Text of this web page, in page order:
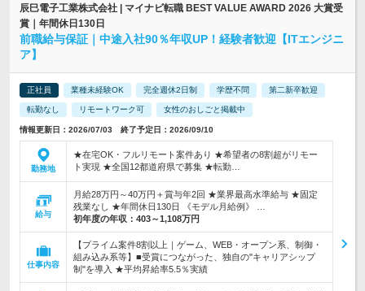
辰巳電子工業株式会社 | マイナビ転職 BEST VALUE AWARD 2026 大賞受
賞｜年間休日130日
前職給与保証｜中途入社90％年収UP！経験者歓迎【ITエンジニ
ア】
正社員 業種未経験OK 完全週休2日制 学歴不問 第二新卒歓迎
転勤なし リモートワーク可 女性のおしごと掲載中
情報更新日：2026/07/03 終了予定日：2026/09/10
勤務地
★在宅OK・フルリモート案件あり ★希望者の8割超がリモー
ト実現 ★全国12都道府県で募集 ★転勤…
給与
月給28万円～40万円＋賞与年2回 ★業界最高水準給与 ★固定
残業なし ★年間休日130日 《モデル月給例》 …
初年度の年収： 403～1,108万円
仕事内容
【プライム案件8割以上｜ゲーム、WEB・オープン系、制御・
組み込み系等】■受賞につながった、独自の"キャリアシップ
制"を導入 ★平均昇給率5.5％実績